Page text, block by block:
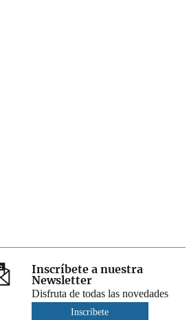
Inscríbete a nuestra
Newsletter
Disfruta de todas las novedades
Inscríbete